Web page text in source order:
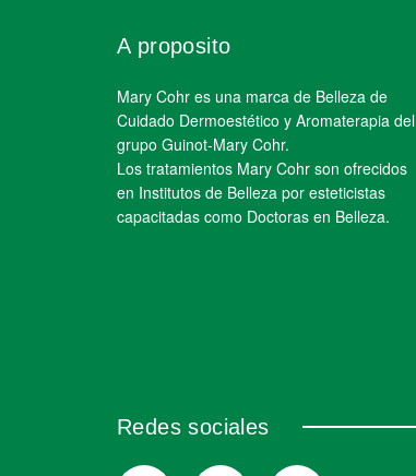
A proposito
Mary Cohr es una marca de Belleza de
Cuidado Dermoestético y Aromaterapia del
grupo Guinot-Mary Cohr.
Los tratamientos Mary Cohr son ofrecidos
en Institutos de Belleza por esteticistas
capacitadas como Doctoras en Belleza.
Redes sociales